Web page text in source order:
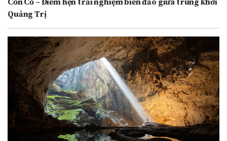
Quảng Trị